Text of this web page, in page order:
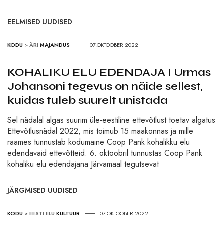
EELMISED UUDISED
KODU >ÄRI MAJANDUS 07.OKTOOBER 2022
KOHALIKU ELU EDENDAJA I Urmas
Johansoni tegevus on näide sellest,
kuidas tuleb suurelt unistada
Sel nädalal algas suurim üle-eestiline ettevõtlust toetav algatus
Ettevõtlusnädal 2022, mis toimub 15 maakonnas ja mille
raames tunnustab kodumaine Coop Pank kohalikku elu
edendavaid ettevõtteid. 6. oktoobril tunnustas Coop Pank
kohaliku elu edendajana Järvamaal tegutsevat
JÄRGMISED UUDISED
KODU >EESTI ELU KULTUUR 07.OKTOOBER 2022